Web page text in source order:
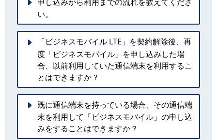
い。
「ビジネスモバイル LTE」を契約解除後、再
度「ビジネスモバイル」を申し込みした場
合、以前利用していた通信端末を利用するこ
とはできますか？
既に通信端末を持っている場合、その通信端
末を利用して「ビジネスモバイル」の申し込
みをすることはできますか？